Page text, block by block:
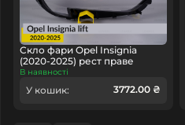
Скло фари Opel Insignia
(2020-2025) рест праве
В наявності
У кошик: 3772.00 ₴